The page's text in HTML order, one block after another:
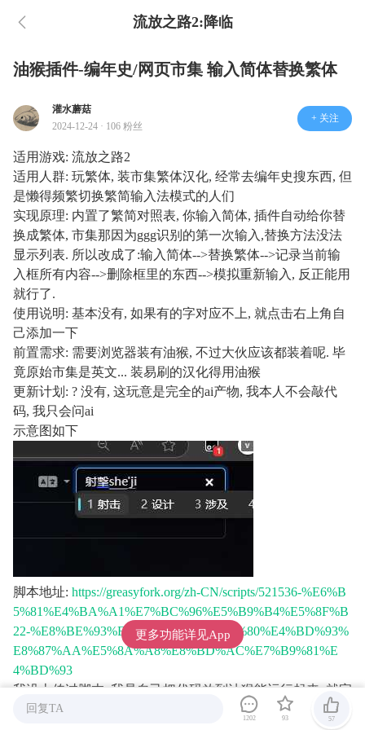
流放之路2:降临
油猴插件-编年史/网页市集 输入简体替换繁体
灌水蘑菇
2024-12-24 · 106 粉丝
+ 关注
适用游戏: 流放之路2
适用人群: 玩繁体, 装市集繁体汉化, 经常去编年史搜东西, 但
是懒得频繁切换繁简输入法模式的人们
实现原理: 内置了繁简对照表, 你输入简体, 插件自动给你替
换成繁体, 市集那因为ggg识别的第一次输入,替换方法没法
显示列表. 所以改成了:输入简体-->替换繁体-->记录当前输
入框所有内容-->删除框里的东西-->模拟重新输入, 反正能用
就行了.
使用说明: 基本没有, 如果有的字对应不上, 就点击右上角自
己添加一下
前置需求: 需要浏览器装有油猴, 不过大伙应该都装着呢. 毕
竟原始市集是英文... 装易刷的汉化得用油猴
更新计划: ? 没有, 这玩意是完全的ai产物, 我本人不会敲代
码, 我只会问ai
示意图如下
脚本地址: https://greasyfork.org/zh-CN/scripts/521536-%E6%B
5%81%E4%BA%A1%E7%BC%96%E5%B9%B4%E5%8F%B
22-%E8%BE%93%E5%85%A5%E7%AE%80%E4%BD%93%
E8%87%AA%E5%8A%A8%E8%BD%AC%E7%B9%81%E
4%BD%93
我没上传过脚本, 我是自己把代码放到油猴能运行起来, 就完
全扔到油叉上了, 如果下载的不能用, 可以直接下载下面的代
回复TA
1202 93 57
更多功能详见App